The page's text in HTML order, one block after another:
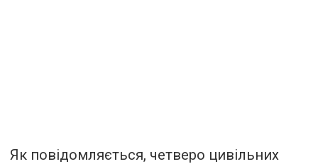
Як повідомляється, четверо цивільних